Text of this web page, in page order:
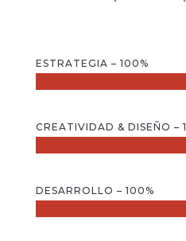
ESTRATEGIA – 100%
CREATIVIDAD & DISEÑO –
DESARROLLO – 100%